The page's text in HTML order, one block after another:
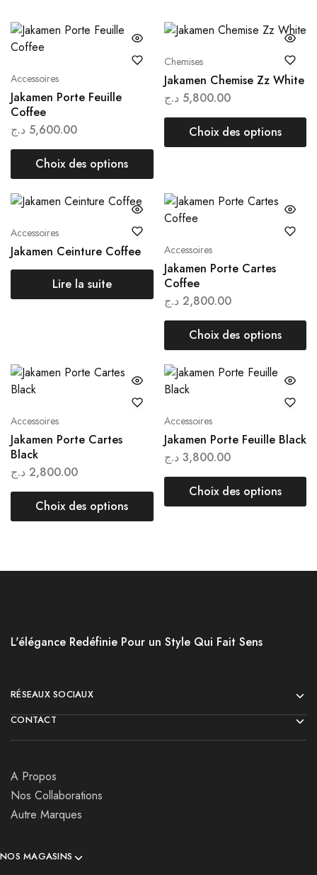
Accessoires
Jakamen Porte Feuille
Coffee
5,600.00 د.ج
Choix des options
Chemises
Jakamen Chemise Zz White
5,800.00 د.ج
Choix des options
Accessoires
Jakamen Ceinture Coffee
Lire la suite
Accessoires
Jakamen Porte Cartes
Coffee
2,800.00 د.ج
Choix des options
Accessoires
Jakamen Porte Cartes
Black
2,800.00 د.ج
Choix des options
Accessoires
Jakamen Porte Feuille Black
3,800.00 د.ج
Choix des options
L'élégance Redéfinie Pour un Style Qui Fait Sens
RÉSEAUX SOCIAUX
CONTACT
A Propos
Nos Collaborations
Autre Marques
NOS MAGASINS